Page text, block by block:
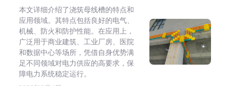
本文详细介绍了浇筑母线槽的特点和
应用领域。其特点包括良好的电气、
机械、防火和防护性能。在应用上，
广泛用于商业建筑、工业厂房、医院
和数据中心等场所，凭借自身优势满
足不同领域对电力供应的高要求，保
障电力系统稳定运行。